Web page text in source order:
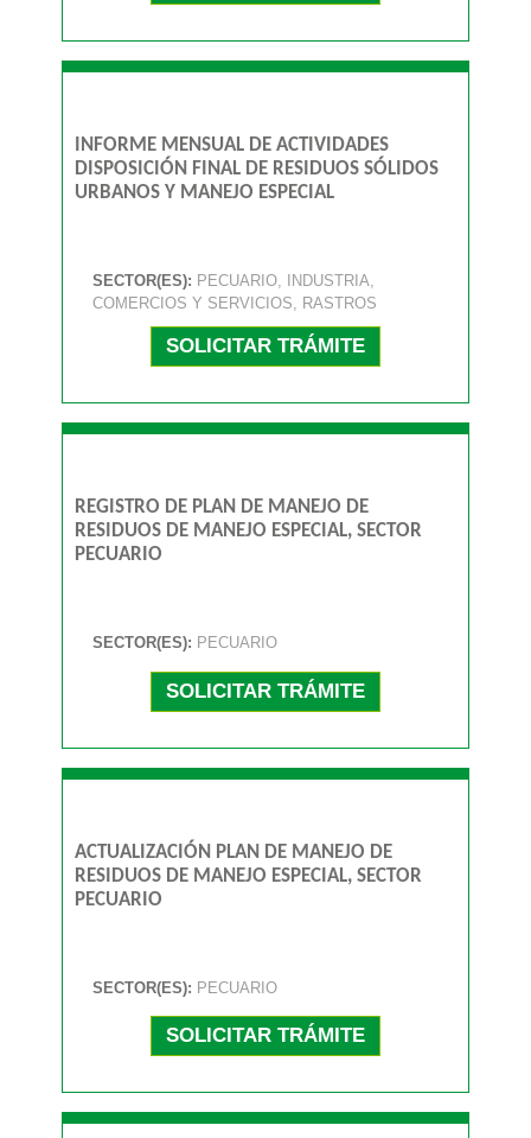
INFORME MENSUAL DE ACTIVIDADES
DISPOSICIÓN FINAL DE RESIDUOS SÓLIDOS
URBANOS Y MANEJO ESPECIAL
SECTOR(ES): PECUARIO, INDUSTRIA,
COMERCIOS Y SERVICIOS, RASTROS
SOLICITAR TRÁMITE
REGISTRO DE PLAN DE MANEJO DE
RESIDUOS DE MANEJO ESPECIAL, SECTOR
PECUARIO
SECTOR(ES): PECUARIO
SOLICITAR TRÁMITE
ACTUALIZACIÓN PLAN DE MANEJO DE
RESIDUOS DE MANEJO ESPECIAL, SECTOR
PECUARIO
SECTOR(ES): PECUARIO
SOLICITAR TRÁMITE